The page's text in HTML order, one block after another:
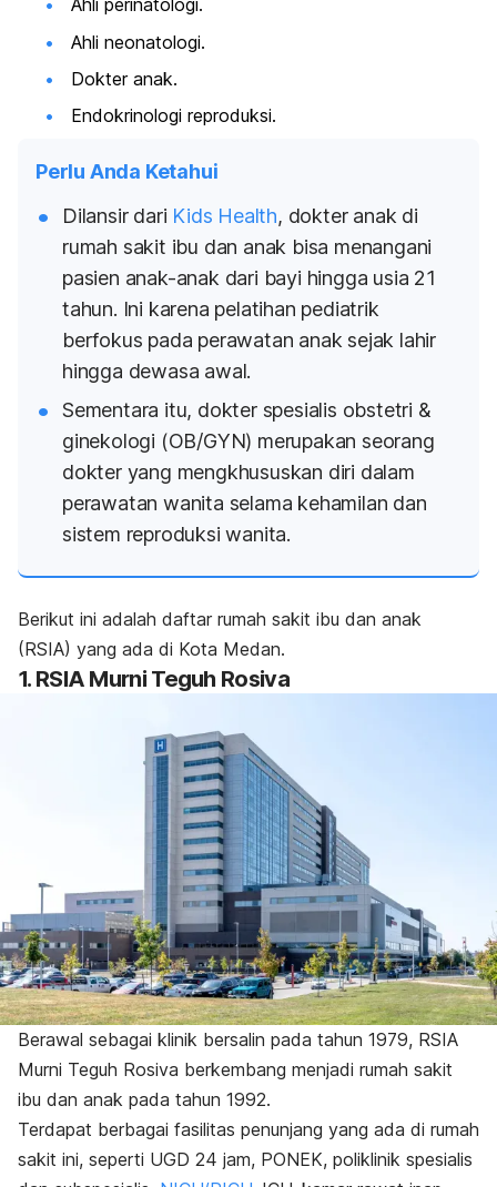
Ahli perinatologi.
Ahli neonatologi.
Dokter anak.
Endokrinologi reproduksi.
Perlu Anda Ketahui
Dilansir dari Kids Health, dokter anak di
rumah sakit ibu dan anak bisa menangani
pasien anak-anak dari bayi hingga usia 21
tahun. Ini karena pelatihan pediatrik
berfokus pada perawatan anak sejak lahir
hingga dewasa awal.
Sementara itu, dokter spesialis obstetri &
ginekologi (OB/GYN) merupakan seorang
dokter yang mengkhususkan diri dalam
perawatan wanita selama kehamilan dan
sistem reproduksi wanita.
Berikut ini adalah daftar rumah sakit ibu dan anak
(RSIA) yang ada di Kota Medan.
1. RSIA Murni Teguh Rosiva
Berawal sebagai klinik bersalin pada tahun 1979, RSIA
Murni Teguh Rosiva berkembang menjadi rumah sakit
ibu dan anak pada tahun 1992.
Terdapat berbagai fasilitas penunjang yang ada di rumah
sakit ini, seperti UGD 24 jam, PONEK, poliklinik spesialis